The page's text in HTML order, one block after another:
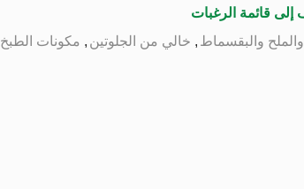
إلى قائمة الرغبات
والملح والبقسماط , خالي من الجلوتين , مكونات الطبخ